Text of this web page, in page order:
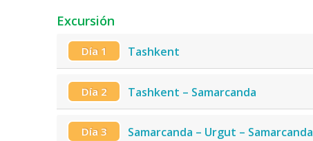
Excursión
Día 1 Tashkent
Día 2 Tashkent – Samarcanda
Día 3 Samarcanda – Urgut – Samarcanda